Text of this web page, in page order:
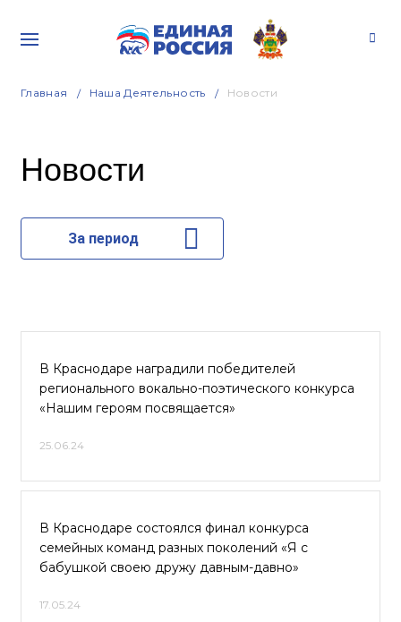
Главная Наша Деятельность Новости
Новости
За период
В Краснодаре наградили победителей
регионального вокально-поэтического конкурса
«Нашим героям посвящается»
25.06.24
В Краснодаре состоялся финал конкурса
семейных команд разных поколений «Я с
бабушкой своею дружу давным-давно»
17.05.24